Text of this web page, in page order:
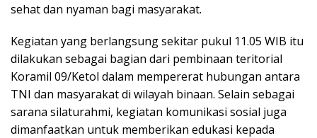
sehat dan nyaman bagi masyarakat.
Kegiatan yang berlangsung sekitar pukul 11.05 WIB itu
dilakukan sebagai bagian dari pembinaan teritorial
Koramil 09/Ketol dalam mempererat hubungan antara
TNI dan masyarakat di wilayah binaan. Selain sebagai
sarana silaturahmi, kegiatan komunikasi sosial juga
dimanfaatkan untuk memberikan edukasi kepada